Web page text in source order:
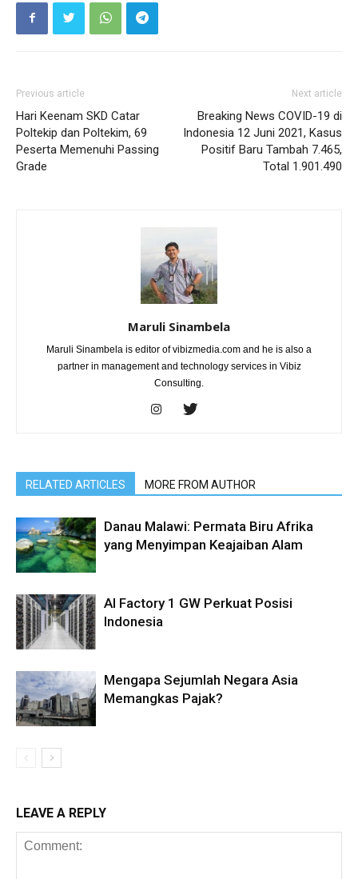
Previous article
Hari Keenam SKD Catar
Poltekip dan Poltekim, 69
Peserta Memenuhi Passing
Grade
Next article
Breaking News COVID-19 di
Indonesia 12 Juni 2021, Kasus
Positif Baru Tambah 7.465,
Total 1.901.490
Maruli Sinambela
Maruli Sinambela is editor of vibizmedia.com and he is also a
partner in management and technology services in Vibiz
Consulting.
RELATED ARTICLES MORE FROM AUTHOR
Danau Malawi: Permata Biru Afrika
yang Menyimpan Keajaiban Alam
AI Factory 1 GW Perkuat Posisi
Indonesia
Mengapa Sejumlah Negara Asia
Memangkas Pajak?
LEAVE A REPLY